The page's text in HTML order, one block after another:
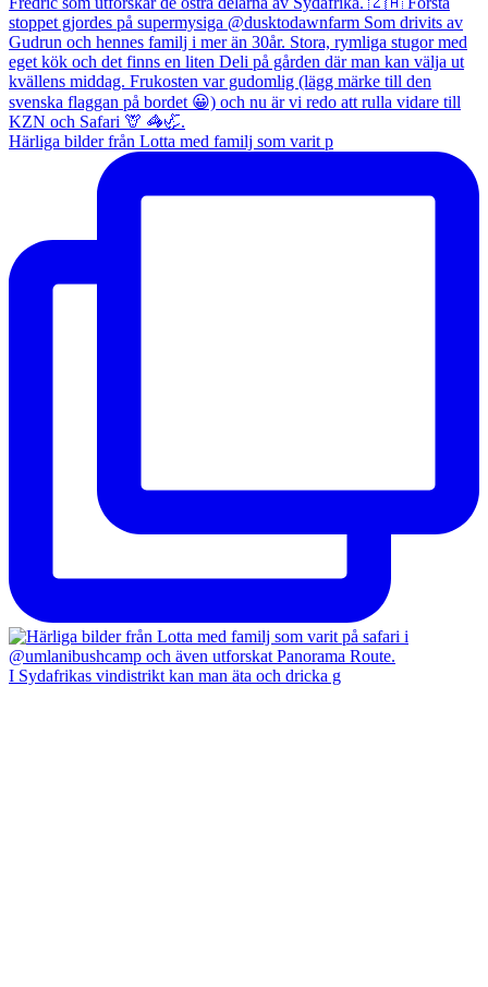
Härliga bilder från Lotta med familj som varit p
I Sydafrikas vindistrikt kan man äta och dricka g